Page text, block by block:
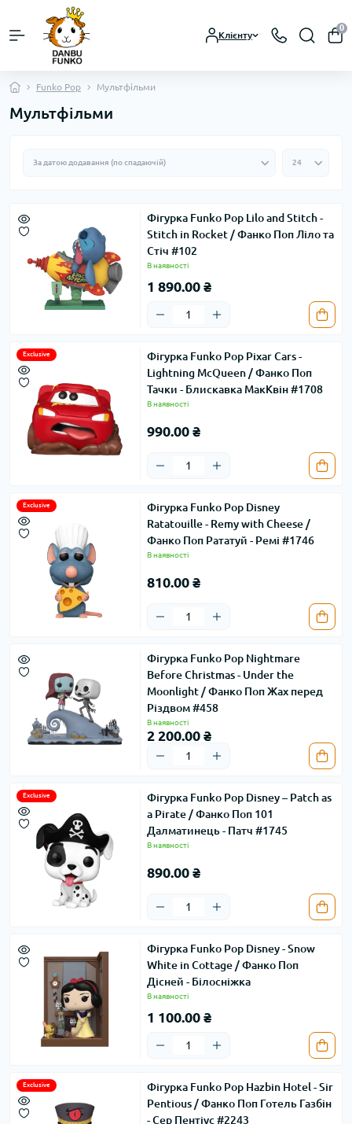
Клієнту
0
Funko Pop Мультфільми
Мультфільми
Фігурка Funko Pop Lilo and Stitch -
Stitch in Rocket / Фанко Поп Ліло та
Стіч #102
В наявності
1 890.00 ₴
Exclusive
Фігурка Funko Pop Pixar Cars -
Lightning McQueen / Фанко Поп
Тачки - Блискавка МакКвін #1708
В наявності
990.00 ₴
Exclusive
Фігурка Funko Pop Disney
Ratatouille - Remy with Cheese /
Фанко Поп Рататуй - Ремі #1746
В наявності
810.00 ₴
Фігурка Funko Pop Nightmare
Before Christmas - Under the
Moonlight / Фанко Поп Жах перед
Різдвом #458
В наявності
2 200.00 ₴
Exclusive
Фігурка Funko Pop Disney – Patch as
a Pirate / Фанко Поп 101
Далматинець - Патч #1745
В наявності
890.00 ₴
Фігурка Funko Pop Disney - Snow
White in Cottage / Фанко Поп
Дісней - Білосніжка
В наявності
1 100.00 ₴
Exclusive
Фігурка Funko Pop Hazbin Hotel - Sir
Pentious / Фанко Поп Готель Газбін
- Сер Пентіус #2243